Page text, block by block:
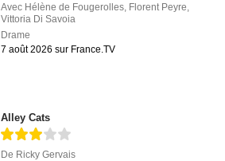
Avec Hélène de Fougerolles Florent Peyre
Vittoria Di Savoia
Drame
7 août 2026 sur France.TV
Alley Cats
De Ricky Gervais